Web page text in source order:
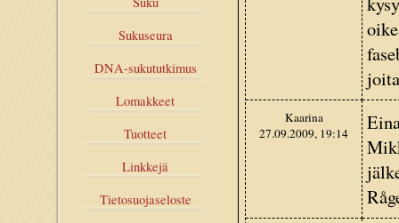
Sukuseura
DNA-sukututkimus
Lomakkeet
Tuotteet
Linkkejä
Tietosuojaseloste
Kaarina
27.09.2009, 19:14